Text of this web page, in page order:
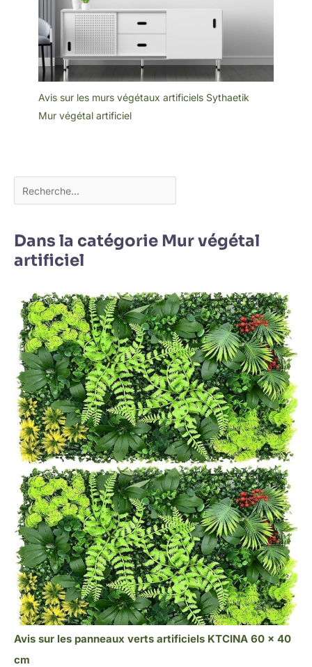
Avis sur les murs végétaux artificiels Sythaetik
Mur végétal artificiel
Dans la catégorie Mur végétal
artificiel
Avis sur les panneaux verts artificiels KTCINA 60 x 40
cm